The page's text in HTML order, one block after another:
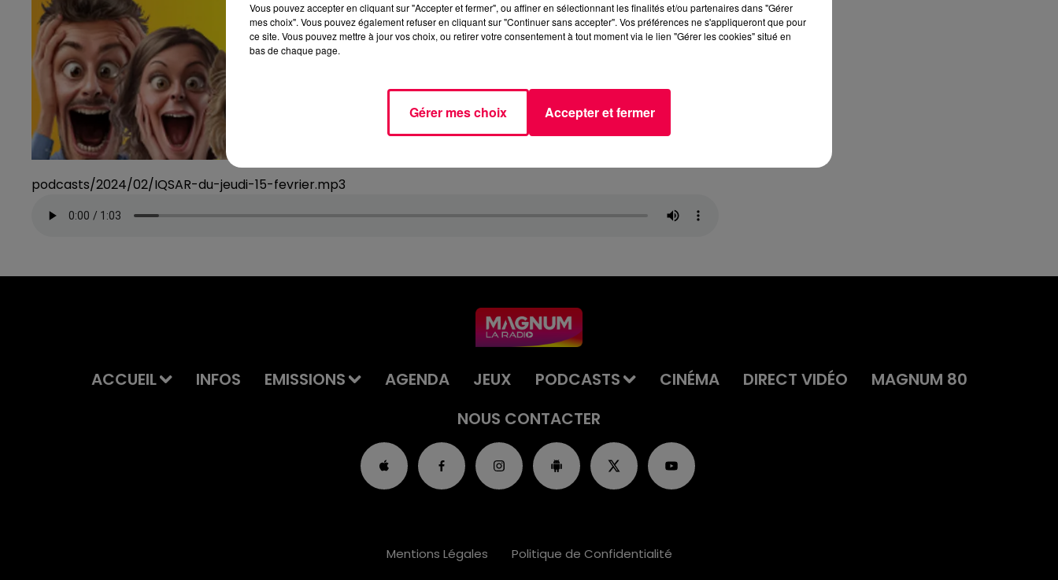
podcasts/2024/02/IQSAR-du-jeudi-15-fevrier.mp3
ACCUEIL INFOS EMISSIONS AGENDA JEUX PODCASTS CINÉMA DIRECT VIDÉO
MAGNUM 80
NOUS CONTACTER
Mentions Légales Politique de Confidentialité
Vous pouvez accepter en cliquant sur "Accepter et fermer", ou affiner en sélectionnant les finalités et/ou partenaires dans "Gérer
mes choix". Vous pouvez également refuser en cliquant sur "Continuer sans accepter". Vos préférences ne s'appliqueront que pour
ce site. Vous pouvez mettre à jour vos choix, ou retirer votre consentement à tout moment via le lien "Gérer les cookies" situé en
bas de chaque page.
Gérer mes choix Accepter et fermer